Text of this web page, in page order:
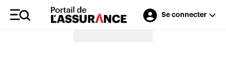
Se connecter
Merci à nos annonceurs